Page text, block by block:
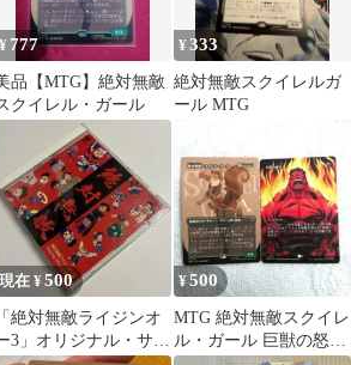
¥ 777
品【MTG】絶対無敵
クイレル・ガール
¥333
絶対無敵スクイレルガ
ール MTG
現在 ¥500
「絶対無敵ライジンオ
3」オリジナル・サウ
¥500
MTG 絶対無敵スクイレ
ル・ガール 巨獣の怒り